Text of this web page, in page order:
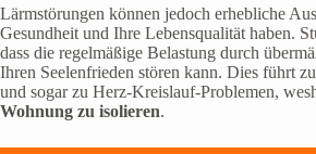
Lärmstörungen können jedoch erhebliche
Gesundheit und Ihre Lebensqualität haben.
dass die regelmäßige Belastung durch
Ihren Seelenfrieden stören kann. Dies führt
und sogar zu Herz-Kreislauf-Problemen,
Wohnung zu isolieren.